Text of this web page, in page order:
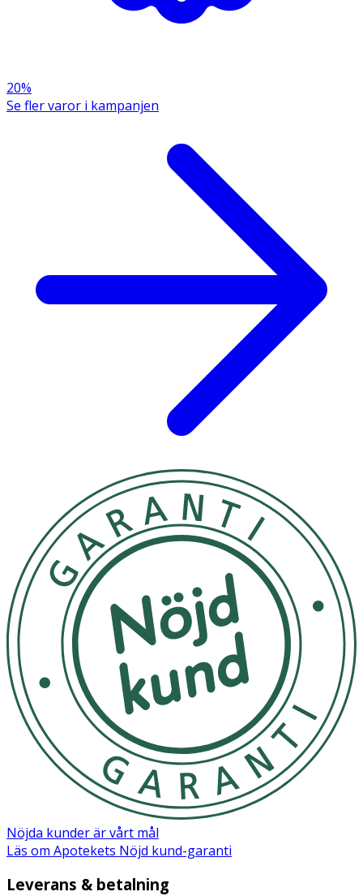
· Svettresistent
Användning
· Applicera generöst på ansiktet före solexponering
och återapplicera ofta, särskilt efter simning,
svettning eller handdukstorkning.
· En mindre mängd sänker skyddet avsevärt.
· Undvik att vistas för länge i solen, även med
solskydd.
· Överexponering för solen är en allvarlig hälsorisk.
· Håll spädbarn och små barn borta från direkt solljus.
· Låt produkten absorberas helt och undvik direkt
kontakt med textilier och hårda ytor för att minska
· Undvik kontakt med ögonen.
Förvaras ej över 25°C.
Innehåll
Aqua, Alcohol Denat., C12-15 Alkyl Benzoate, Butyl
Methoxydibenzoylmethane, Bis-Ethylhexyloxyphenol
Methoxyphenyl Triazine, Ethylhexyl Triazone, Butylene
Glycol Dicaprylate/Dicaprate, Dibutyl Adipate,
Diethylamino Hydroxybenzoyl Hexyl Benzoate,
Phenylbenzimidazole Sulfonic Acid, Polyglyceryl-6
Stearate, Tapioca Starch, Silica, Silica Dimethyl Silylate,
Glycerin, Panthenol, Tocopherol, Carnitine, Sodium
Ascorbyl Phosphate, Panolactone, Glycyrrhiza Inflata
Root Extract, Glycyrrhetinic Acid, Glycine Soja Oil,
Copernicia Cerifera Cera, Glyceryl Stearate, Cetearyl
Alcohol, Polyglyceryl-6 Behenate, Carrageenan, Xanthan
Gum, Citric Acid, Sodium Hydroxide, Trisodium
Ethylenediamine Disuccinate, Hydroxyacetophenone,
Phenoxyethanol.
20%
Se fler varor i kampanjen
Nöjda kunder är vårt mål
Läs om Apotekets Nöjd kund-garanti
Leverans & betalning